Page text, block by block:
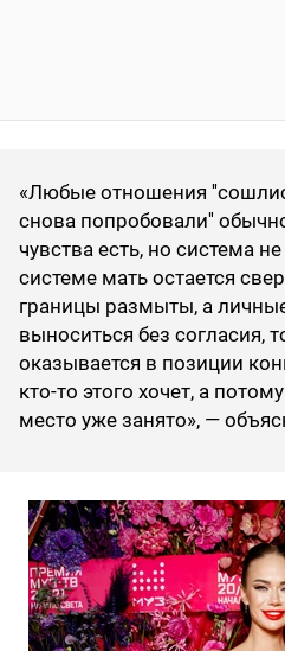
«Любые отношения
снова попробовали''
чувства есть, но система
системе мать остается
границы размыты, а
выноситься без согласия,
оказывается в позиции
кто-то этого хочет, а
место уже занято», —